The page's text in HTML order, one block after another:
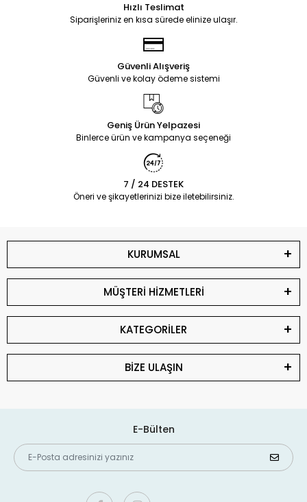
Hızlı Teslimat
Siparişleriniz en kısa sürede elinize ulaşır.
Güvenli Alışveriş
Güvenli ve kolay ödeme sistemi
Geniş Ürün Yelpazesi
Binlerce ürün ve kampanya seçeneği
7 / 24 DESTEK
Öneri ve şikayetlerinizi bize iletebilirsiniz.
KURUMSAL
MÜŞTERİ HİZMETLERİ
KATEGORİLER
BİZE ULAŞIN
E-Bülten